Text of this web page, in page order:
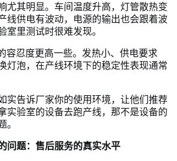
尤其明显。车间温度升高，灯管散热变
线供电有波动，电源的输出也会跟着波
室里测试时很难发现。
容忍度更高一些。发热小、供电要求
灯泡，在产线环境下的稳定性表现通常
实告诉厂家你的使用环境，让他们推荐
实验室的设备去跑产线，那不是设备的
问题：售后服务的真实水平